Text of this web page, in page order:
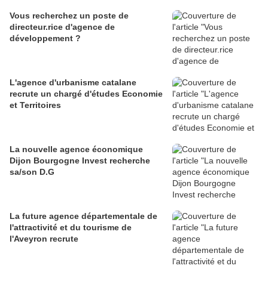
Vous recherchez un poste de
directeur.rice d'agence de
développement ?
L'agence d'urbanisme catalane
recrute un chargé d'études Economie
et Territoires
La nouvelle agence économique
Dijon Bourgogne Invest recherche
sa/son D.G
La future agence départementale de
l'attractivité et du tourisme de
l'Aveyron recrute